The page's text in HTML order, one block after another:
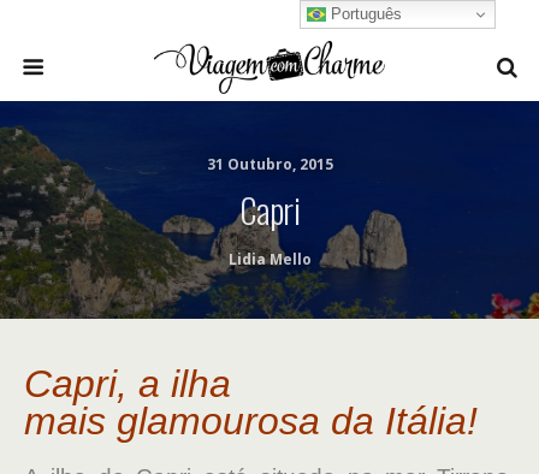
31 Outubro, 2015
Capri
Lidia Mello
Capri, a ilha
mais glamourosa da Itália!
Português